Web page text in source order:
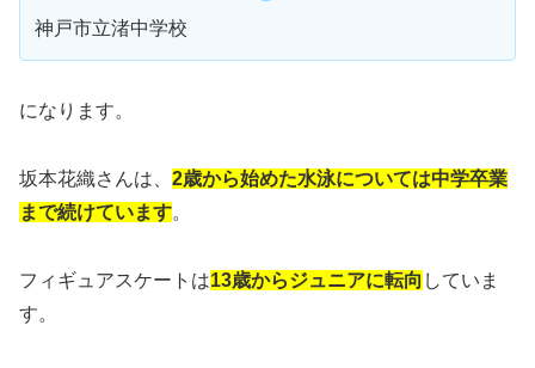
神戸市立渚中学校
になります。
坂本花織さんは、 2歳から始めた水泳については中学卒業
まで続けています。
フィギュアスケートは13歳からジュニアに転向 していま
す。